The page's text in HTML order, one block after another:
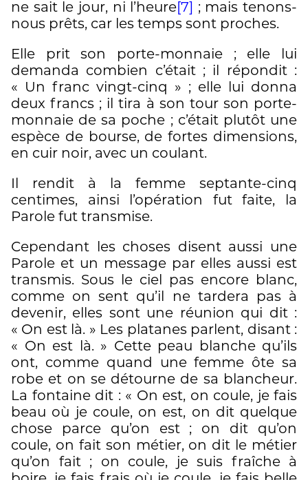
ne sait le jour, ni l’heure [7]
; mais tenons-
nous prêts, car les temps sont proches.
Elle prit son porte-monnaie ; elle lui
demanda combien c’était ; il répondit :
« Un franc vingt-cinq » ; elle lui donna
deux francs ; il tira à son tour son porte-
monnaie de sa poche ; c’était plutôt une
espèce de bourse, de fortes dimensions,
en cuir noir, avec un coulant.
Il rendit à la femme septante-cinq
centimes, ainsi l’opération fut faite, la
Parole fut transmise.
Cependant les choses disent aussi une
Parole et un message par elles aussi est
transmis. Sous le ciel pas encore blanc,
comme on sent qu’il ne tardera pas à
devenir, elles sont une réunion qui dit :
« On est là. » Les platanes parlent, disant :
« On est là. » Cette peau blanche qu’ils
ont, comme quand une femme ôte sa
robe et on se détourne de sa blancheur.
La fontaine dit : « On est, on coule, je fais
beau où je coule, on est, on dit quelque
chose parce qu’on est ; on dit qu’on
coule, on fait son métier, on dit le métier
qu’on fait ; on coule, je suis fraîche à